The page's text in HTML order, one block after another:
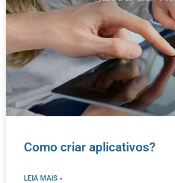
Como criar aplicativos?
LEIA MAIS »